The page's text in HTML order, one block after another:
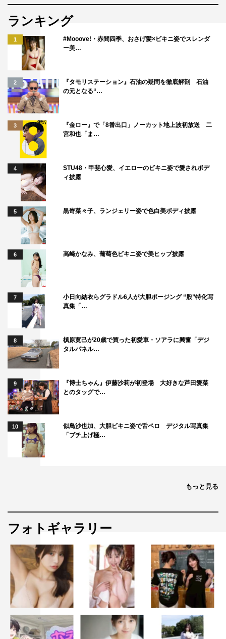
ランキング
1
#Mooove!・赤間四季、おさげ髪×ビキニ姿でスレンダ
ー美…
2
『タモリステーション』石油の疑問を徹底解剖 石油
の元となる“…
3
『金ロー』で「8番出口」ノーカット地上波初放送 二
宮和也「ま…
4
STU48・甲斐心愛、イエローのビキニ姿で愛されボデ
ィ披露
5 黒嵜菜々子、ランジェリー姿で色白美ボディ披露
6 高崎かなみ、葡萄色ビキニ姿で美ヒップ披露
7
小日向結衣らグラドル6人が大胆ポージング “股”特化写
真集「…
8
槙原寛己が20歳で買った初愛車・ソアラに興奮「デジ
タルパネル…
9
『博士ちゃん』伊藤沙莉が初登場 大好きな芦田愛菜
とのタッグで…
10
似鳥沙也加、大胆ビキニ姿で舌ペロ デジタル写真集
「ブチ上げ極…
もっと見る
フォトギャラリー